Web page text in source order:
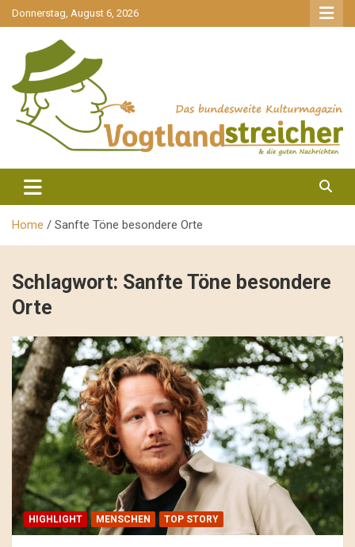
gehe
zum
Donnerstag, August 6, 2026
Vogtlandstreicher
Home Sanfte Töne besondere Orte
Schlagwort: Sanfte Töne besondere
Orte
HIGHLIGHT MENSCHEN TOP STORY